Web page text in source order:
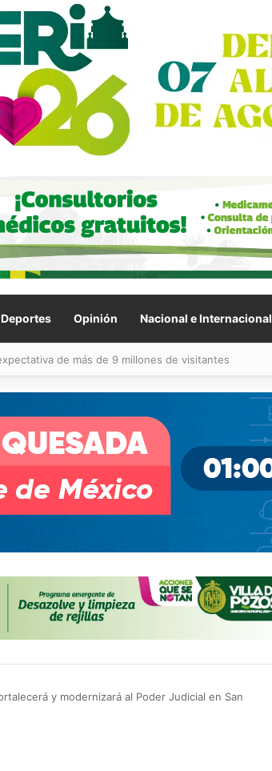
Deportes Opinión Nacional e Internacional
movilidad en la zona metropolitana
y modernizará al Poder Judicial en San